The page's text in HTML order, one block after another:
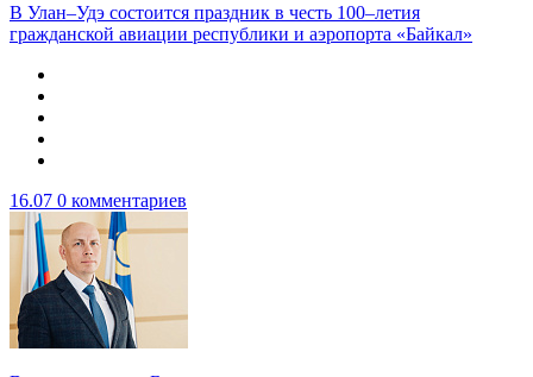
В Улан–Удэ состоится праздник в честь 100–летия
гражданской авиации республики и аэропорта «Байкал»
16.07 0 комментариев